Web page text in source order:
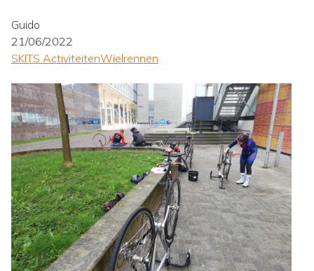
Guido
21/06/2022
SKITS ActiviteitenWielrennen